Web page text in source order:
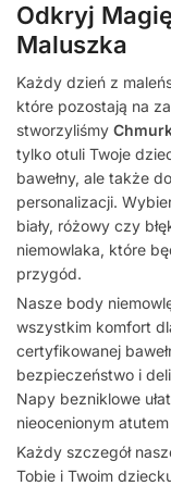
Odkryj
Maluszka
Każdy dzień z
które pozostają na
stworzyliśmy
tylko otuli Twoje
bawełny, ale także
personalizacji.
biały, różowy czy
niemowlaka, które
przygód.
Nasze body
wszystkim komfort
certyfikowanej
bezpieczeństwo i
Napy bezniklowe
nieocenionym
Każdy szczegół
Tobie i Twoim